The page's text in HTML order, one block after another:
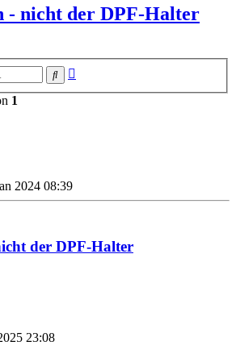
- nicht der DPF-Halter
Suche
1
2024 08:39
der DPF-Halter
23:08